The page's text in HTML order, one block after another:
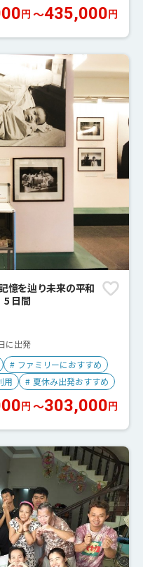
円 〜435,000 円
憶を辿り未来の平和
5 日間
に出発
# ファミリーにおすすめ
用 # 夏休み出発おすすめ
円 〜303,000 円